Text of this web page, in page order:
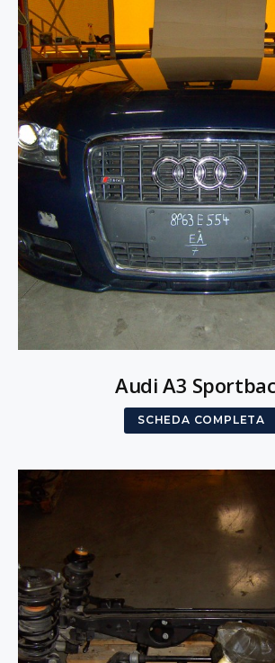
Audi A3
SCHEDA COMPLETA